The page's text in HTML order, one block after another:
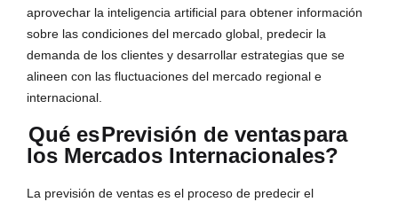
aprovechar la inteligencia artificial para obtener información
sobre las condiciones del mercado global, predecir la
demanda de los clientes y desarrollar estrategias que se
alineen con las fluctuaciones del mercado regional e
internacional.
Qué esPrevisión de ventaspara
los Mercados Internacionales?
La previsión de ventas es el proceso de predecir el